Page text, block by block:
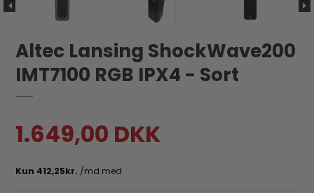
Altec Lansing ShockWave200
IMT7100 RGB IPX4 - Sort
1.649,00 DKK